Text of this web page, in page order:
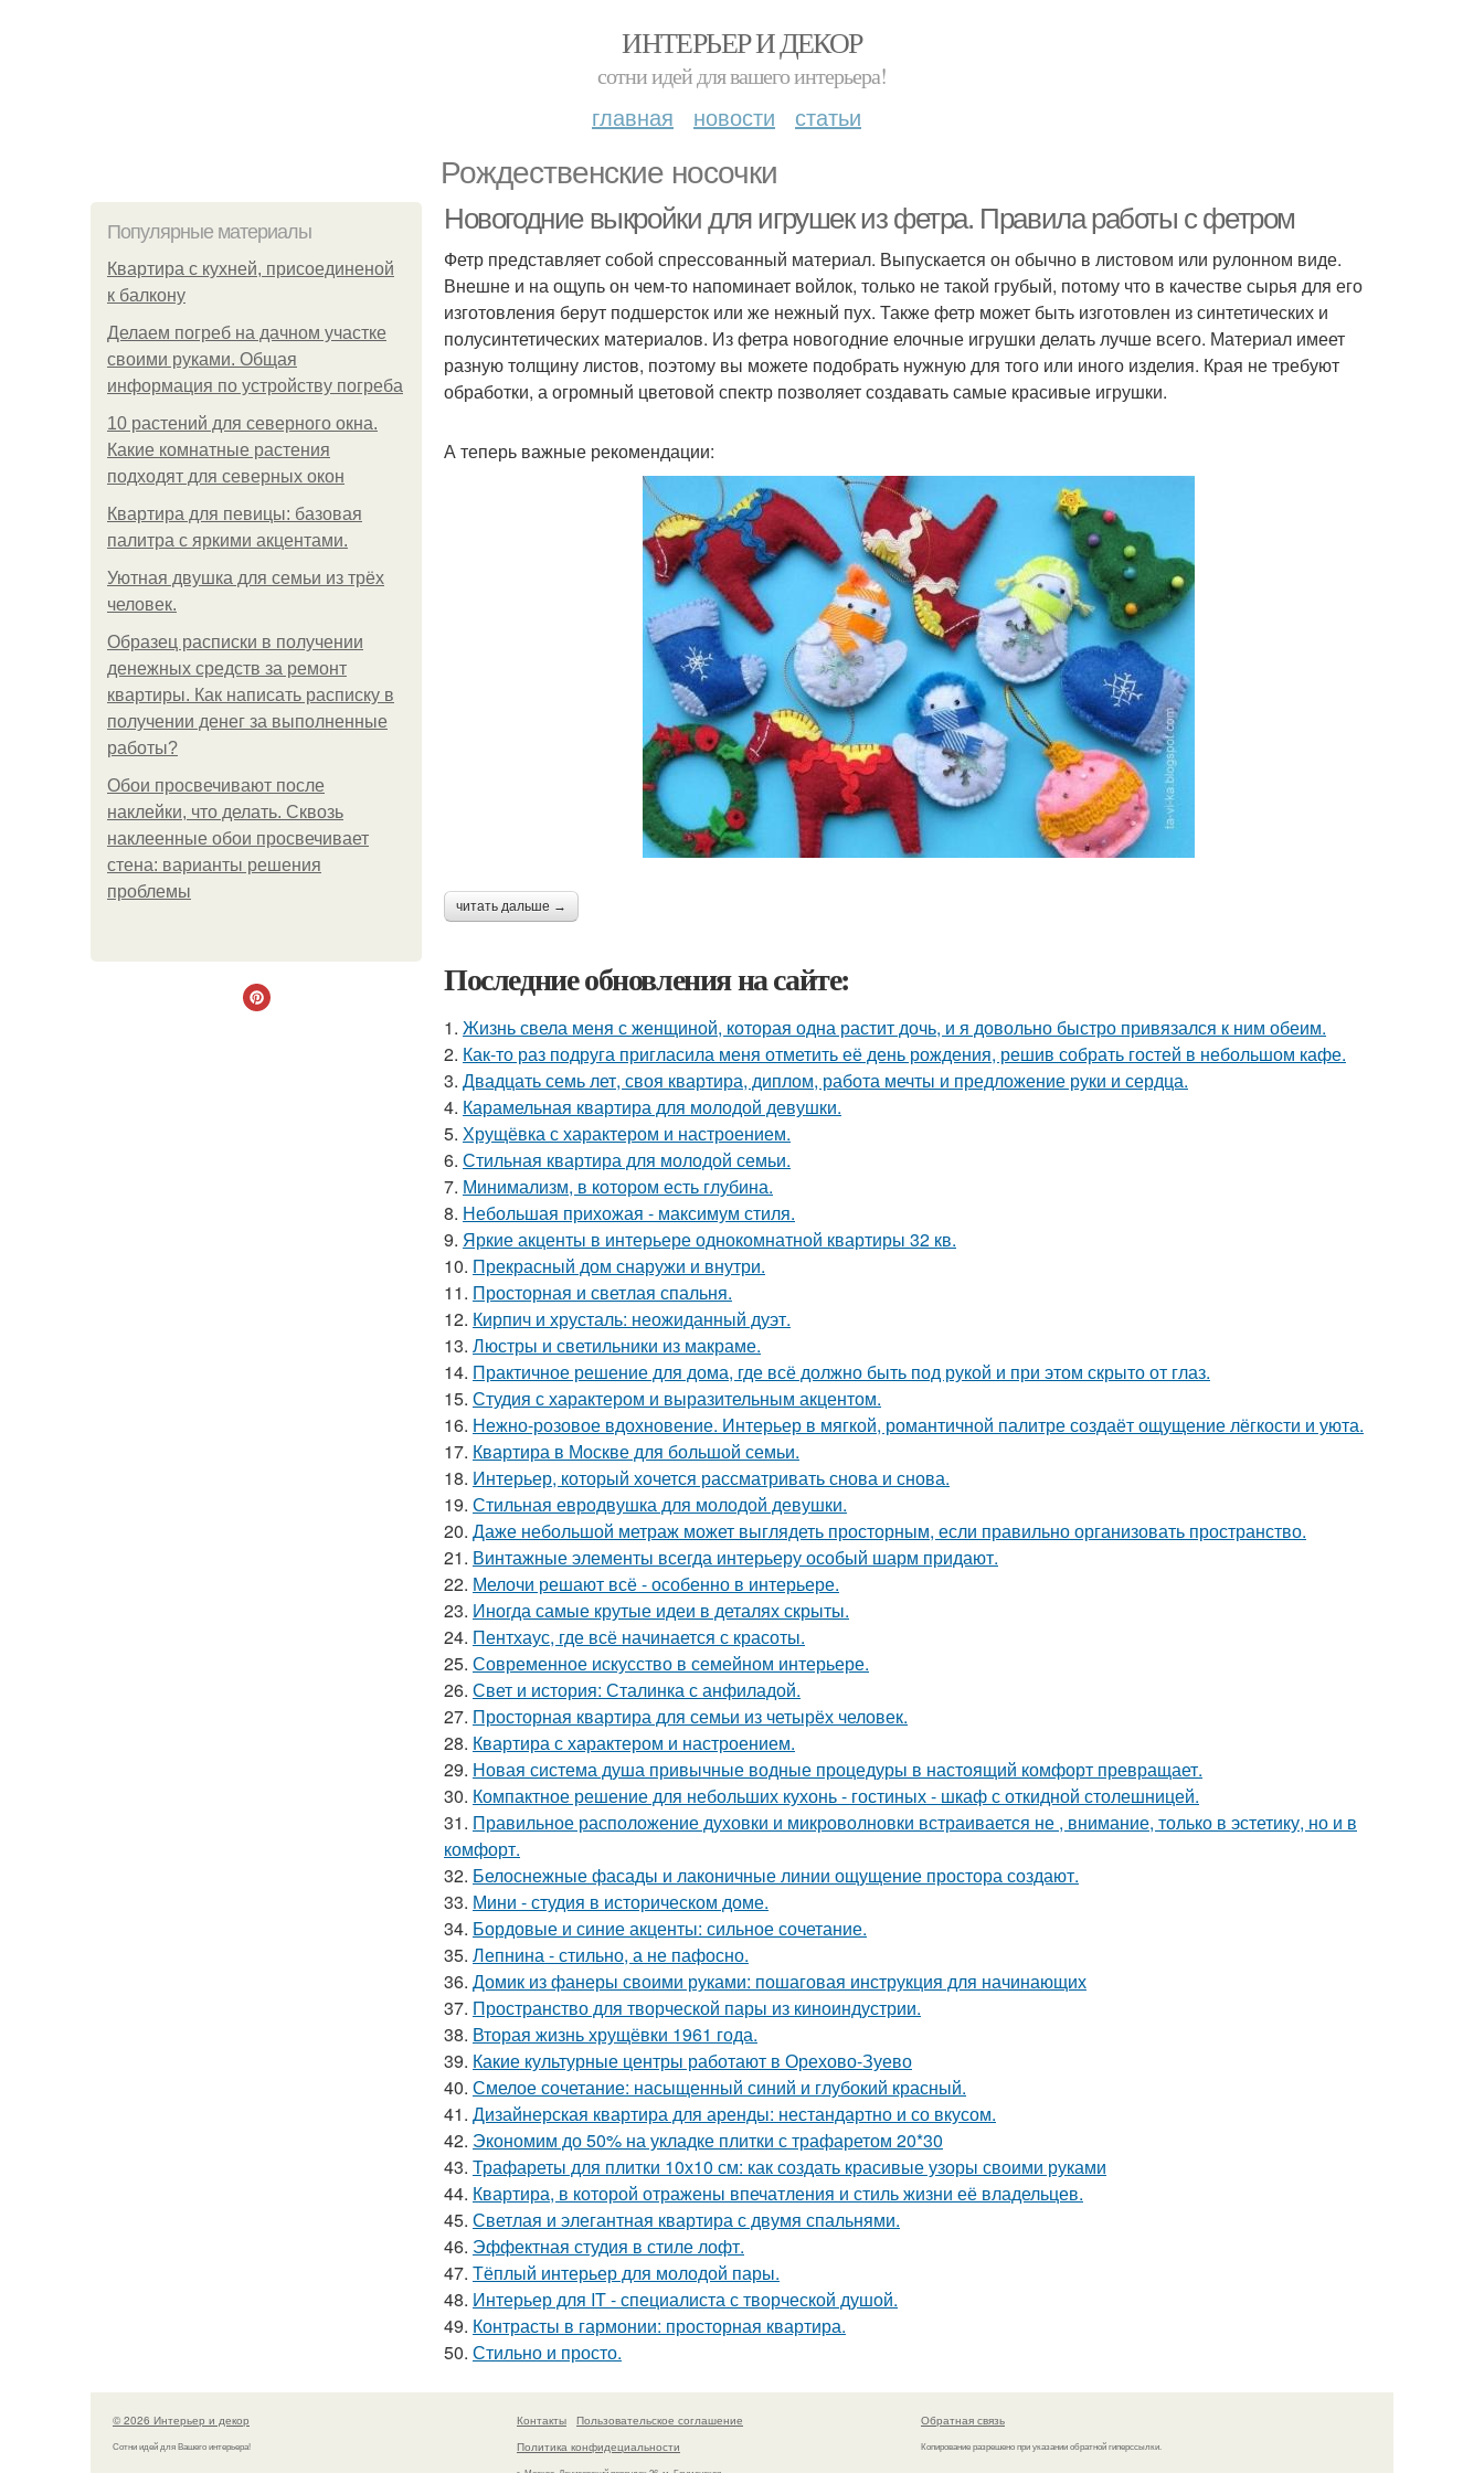
ИНТЕРЬЕР И ДЕКОР
сотни идей для вашего интерьера!
главная новости статьи
Рождественские носочки
Популярные материалы
Квартира с кухней, присоединеной
к балкону
Делаем погреб на дачном участке
своими руками. Общая
информация по устройству погреба
10 растений для северного окна.
Какие комнатные растения
подходят для северных окон
Квартира для певицы: базовая
палитра с яркими акцентами.
Уютная двушка для семьи из трёх
человек.
Образец расписки в получении
денежных средств за ремонт
квартиры. Как написать расписку в
получении денег за выполненные
работы?
Обои просвечивают после
наклейки, что делать. Сквозь
наклеенные обои просвечивает
стена: варианты решения
проблемы
Новогодние выкройки для игрушек из фетра. Правила работы с фетром
Фетр представляет собой спрессованный материал. Выпускается он обычно в листовом или рулонном виде.
Внешне и на ощупь он чем-то напоминает войлок, только не такой грубый, потому что в качестве сырья для его
изготовления берут подшерсток или же нежный пух. Также фетр может быть изготовлен из синтетических и
полусинтетических материалов. Из фетра новогодние елочные игрушки делать лучше всего. Материал имеет
разную толщину листов, поэтому вы можете подобрать нужную для того или иного изделия. Края не требуют
обработки, а огромный цветовой спектр позволяет создавать самые красивые игрушки.
А теперь важные рекомендации:
читать дальше →
Последние обновления на сайте:
1. Жизнь свела меня с женщиной, которая одна растит дочь, и я довольно быстро привязался к ним обеим.
2. Как-то раз подруга пригласила меня отметить её день рождения, решив собрать гостей в небольшом кафе.
3. Двадцать семь лет, своя квартира, диплом, работа мечты и предложение руки и сердца.
4. Карамельная квартира для молодой девушки.
5. Хрущёвка с характером и настроением.
6. Стильная квартира для молодой семьи.
7. Минимализм, в котором есть глубина.
8. Небольшая прихожая - максимум стиля.
9. Яркие акценты в интерьере однокомнатной квартиры 32 кв.
10. Прекрасный дом снаружи и внутри.
11. Просторная и светлая спальня.
12. Кирпич и хрусталь: неожиданный дуэт.
13. Люстры и светильники из макраме.
14. Практичное решение для дома, где всё должно быть под рукой и при этом скрыто от глаз.
15. Студия с характером и выразительным акцентом.
16. Нежно-розовое вдохновение. Интерьер в мягкой, романтичной палитре создаёт ощущение лёгкости и уюта.
17. Квартира в Москве для большой семьи.
18. Интерьер, который хочется рассматривать снова и снова.
19. Стильная евродвушка для молодой девушки.
20. Даже небольшой метраж может выглядеть просторным, если правильно организовать пространство.
21. Винтажные элементы всегда интерьеру особый шарм придают.
22. Мелочи решают всё - особенно в интерьере.
23. Иногда самые крутые идеи в деталях скрыты.
24. Пентхаус, где всё начинается с красоты.
25. Современное искусство в семейном интерьере.
26. Свет и история: Сталинка с анфиладой.
27. Просторная квартира для семьи из четырёх человек.
28. Квартира с характером и настроением.
29. Новая система душа привычные водные процедуры в настоящий комфорт превращает.
30. Компактное решение для небольших кухонь - гостиных - шкаф с откидной столешницей.
31. Правильное расположение духовки и микроволновки встраивается не , внимание, только в эстетику, но и в
комфорт.
32. Белоснежные фасады и лаконичные линии ощущение простора создают.
33. Мини - студия в историческом доме.
34. Бордовые и синие акценты: сильное сочетание.
35. Лепнина - стильно, а не пафосно.
36. Домик из фанеры своими руками: пошаговая инструкция для начинающих
37. Пространство для творческой пары из киноиндустрии.
38. Вторая жизнь хрущёвки 1961 года.
39. Какие культурные центры работают в Орехово-Зуево
40. Смелое сочетание: насыщенный синий и глубокий красный.
41. Дизайнерская квартира для аренды: нестандартно и со вкусом.
42. Экономим до 50% на укладке плитки с трафаретом 20*30
43. Трафареты для плитки 10х10 см: как создать красивые узоры своими руками
44. Квартира, в которой отражены впечатления и стиль жизни её владельцев.
45. Светлая и элегантная квартира с двумя спальнями.
46. Эффектная студия в стиле лофт.
47. Тёплый интерьер для молодой пары.
48. Интерьер для IT - специалиста с творческой душой.
49. Контрасты в гармонии: просторная квартира.
50. Стильно и просто.
© 2026 Интерьер и декор
Сотни идей для Вашего интерьера!
Контакты
Пользовательское соглашение
Политика конфидециальности
Обратная связь
Копирование разрешено при указании обратной гиперссылки.